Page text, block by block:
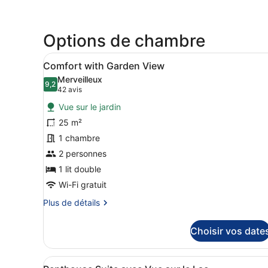
Options de chambre
Afficher
toutes
les
photos
pour
ce
type
de
chambre :
Comfort
with
Garden
Une chambre avec un
8
Comfort with Garden View
9,29,2 sur 10
Merveilleux
42 avis
(42 avis)
Vue sur le jardin
25 m²
1 chambre
2 personnes
1 lit double
Wi-Fi gratuit
Plus de détails
Plus
le
type
Choisir vos
Afficher
Une chambre d’hôtel